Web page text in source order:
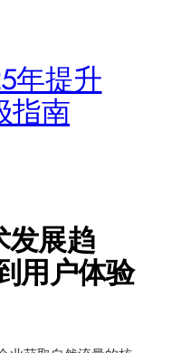
年提升
指南
展趋
用户体验